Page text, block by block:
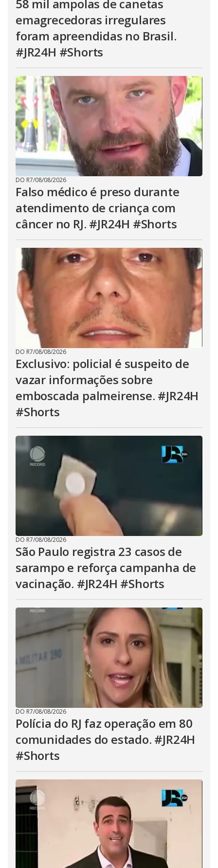
58 mil ampolas de canetas
emagrecedoras irregulares
foram apreendidas no Brasil.
#JR24H #Shorts
DO R7/08/08/2026
Falso médico é preso durante
atendimento de criança com
câncer no RJ. #JR24H #Shorts
DO R7/08/08/2026
Exclusivo: policial é suspeito de
vazar informações sobre
emboscada palmeirense. #JR24H
#Shorts
DO R7/08/08/2026
São Paulo registra 23 casos de
sarampo e reforça campanha de
vacinação. #JR24H #Shorts
DO R7/08/08/2026
Polícia do RJ faz operação em 80
comunidades do estado. #JR24H
#Shorts